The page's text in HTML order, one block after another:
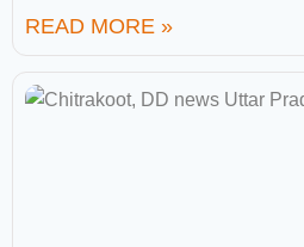
READ MORE »